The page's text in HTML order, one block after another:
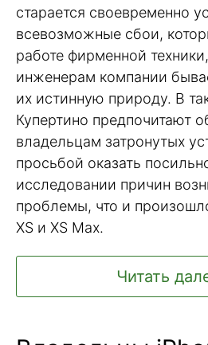
старается своевременно
всевозможные сбои,
работе фирменной
инженерам компании
их истинную природу. В
Купертино предпочитают
владельцам затронутых
просьбой оказать
исследовании причин
проблемы, что и
XS и XS Max.
Читать